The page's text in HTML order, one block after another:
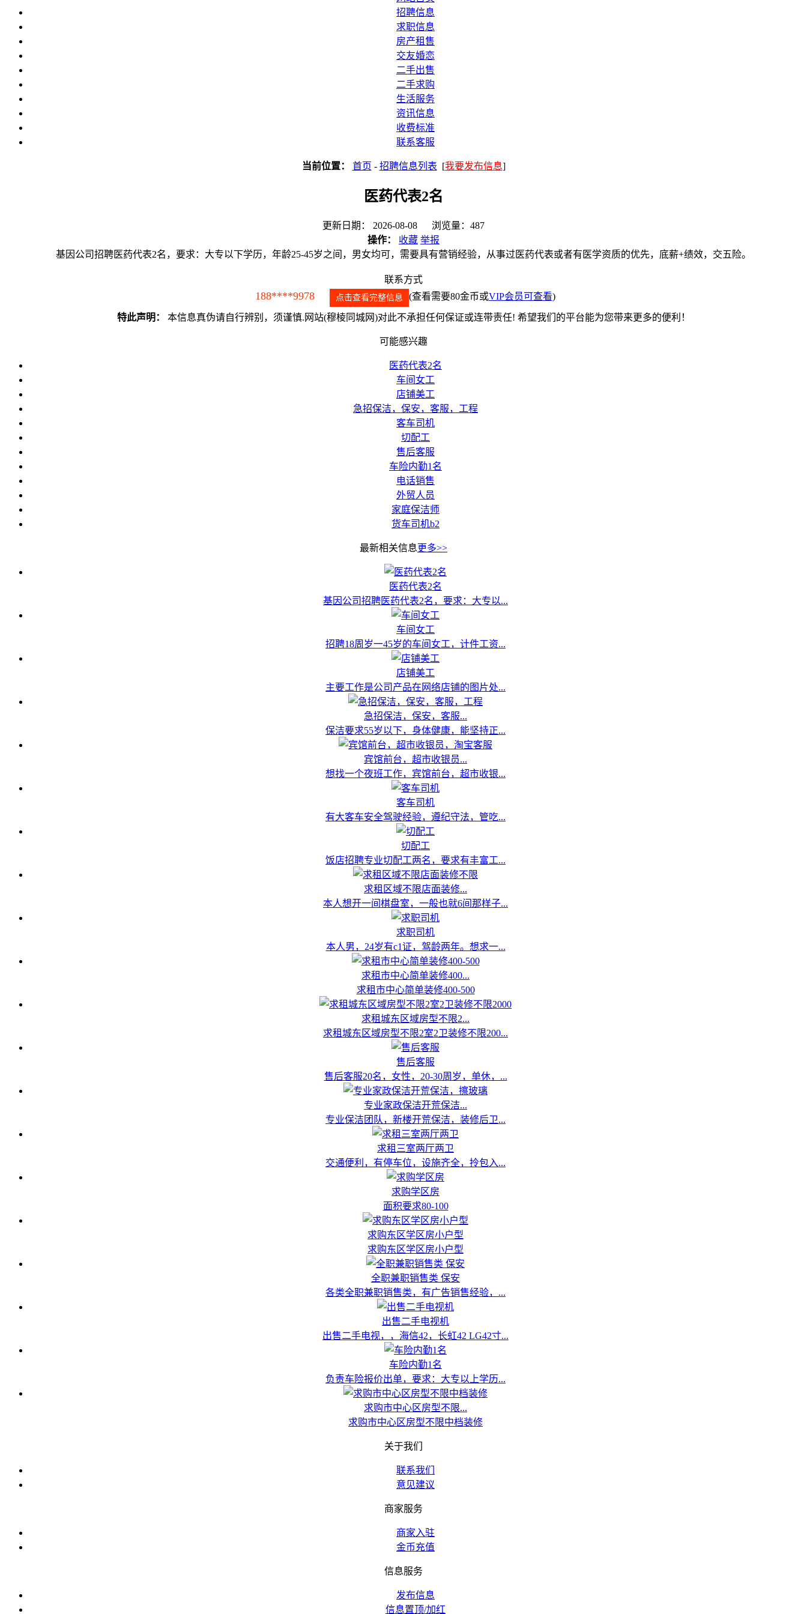
招聘信息
求职信息
房产租售
交友婚恋
二手出售
二手求购
生活服务
资讯信息
收费标准
联系客服
当前位置： 首页 - 招聘信息列表 [我要发布信息]
医药代表2名
更新日期： 2026-08-08 浏览量：487
操作：
收藏 举报
基因公司招聘医药代表2名，要求：大专以下学历，年龄25-45岁之间，男女均可，需要具有营销经验，从事过医药代表或者有医学资质的优先，底薪+绩效，交五险。
联系方式
188****9978 点击查看完整信息 (查看需要80金币或VIP会员可查看)
特此声明： 本信息真伪请自行辨别，须谨慎.网站(穆棱同城网)对此不承担任何保证或连带责任! 希望我们的平台能为您带来更多的便利！
可能感兴趣
医药代表2名
车间女工
店铺美工
急招保洁，保安，客服，工程
客车司机
切配工
售后客服
车险内勤1名
电话销售
外贸人员
家庭保洁师
货车司机b2
最新相关信息更多>>
医药代表2名
基因公司招聘医药代表2名，要求：大专以...
车间女工
招聘18周岁一45岁的车间女工，计件工资...
店铺美工
主要工作是公司产品在网络店铺的图片处...
急招保洁，保安，客服...
保洁要求55岁以下，身体健康，能坚持正...
宾馆前台，超市收银员...
想找一个夜班工作，宾馆前台，超市收银...
客车司机
有大客车安全驾驶经验，遵纪守法，管吃...
切配工
饭店招聘专业切配工两名，要求有丰富工...
求租区域不限店面装修...
本人想开一间棋盘室，一般也就6间那样子...
求职司机
本人男，24岁有c1证，驾龄两年。想求一...
求租市中心简单装修400...
求租市中心简单装修400-500
求租城东区域房型不限2...
求租城东区域房型不限2室2卫装修不限200...
售后客服
售后客服20名，女性，20-30周岁，单休，...
专业家政保洁开荒保洁...
专业保洁团队，新楼开荒保洁，装修后卫...
求租三室两厅两卫
交通便利，有停车位，设施齐全，拎包入...
求购学区房
面积要求80-100
求购东区学区房小户型
求购东区学区房小户型
全职兼职销售类 保安
各类全职兼职销售类，有广告销售经验，...
出售二手电视机
出售二手电视，，海信42，长虹42 LG42寸...
车险内勤1名
负责车险报价出单，要求：大专以上学历...
求购市中心区房型不限...
求购市中心区房型不限中档装修
关于我们
联系我们
意见建议
商家服务
商家入驻
金币充值
信息服务
发布信息
信息置顶/加红